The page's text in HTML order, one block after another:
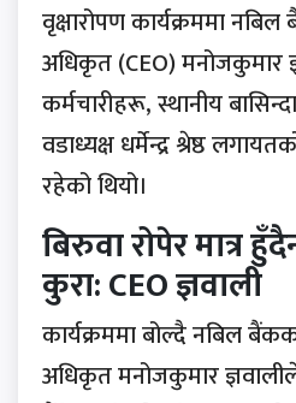
वृक्षारोपण कार्यक्रममा
अधिकृत (CEO) मनोजकुमार
कर्मचारीहरू, स्थानीय
वडाध्यक्ष धर्मेन्द्र श्रेष्ठ
रहेको थियो।
बिरुवा रोपेर मात्र
कुरा: CEO ज्ञवाली
कार्यक्रममा बोल्दै नबिल
अधिकृत मनोजकुमार